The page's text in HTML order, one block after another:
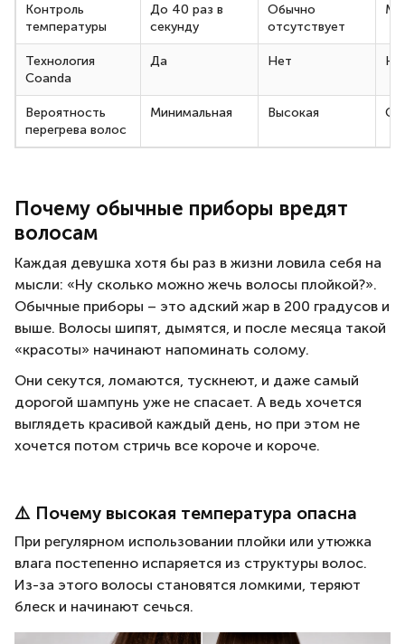
Контроль
температуры
До 40 раз в
секунду
Обычно
отсутствует
Технология
Coanda
Да Нет
Вероятность
перегрева волос
Минимальная Высокая
Почему обычные приборы вредят
волосам
Каждая девушка хотя бы раз в жизни ловила себя на
мысли: «Ну сколько можно жечь волосы плойкой?».
Обычные приборы – это адский жар в 200 градусов и
выше. Волосы шипят, дымятся, и после месяца такой
«красоты» начинают напоминать солому.
Они секутся, ломаются, тускнеют, и даже самый
дорогой шампунь уже не спасает. А ведь хочется
выглядеть красивой каждый день, но при этом не
хочется потом стричь все короче и короче.
⚠️ Почему высокая температура опасна
При регулярном использовании плойки или утюжка
влага постепенно испаряется из структуры волос.
Из-за этого волосы становятся ломкими, теряют
блеск и начинают сечься.